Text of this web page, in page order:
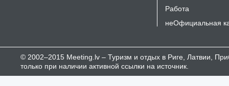
Работа
неОфициальная
© 2002–2015 Meeting.lv – Туризм и отдых в Риге, Латвии,
только при наличии активной ссылки на источник.